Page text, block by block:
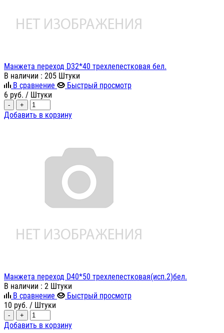
Манжета переход D32*40 трехлепестковая бел.
В наличии : 205 Штуки
В сравнение
Быстрый просмотр
6 руб. / Штуки
- +
Добавить в корзину
Манжета переход D40*50 трехлепестковая(исп.2)бел.
В наличии : 2 Штуки
В сравнение
Быстрый просмотр
10 руб. / Штуки
- +
Добавить в корзину